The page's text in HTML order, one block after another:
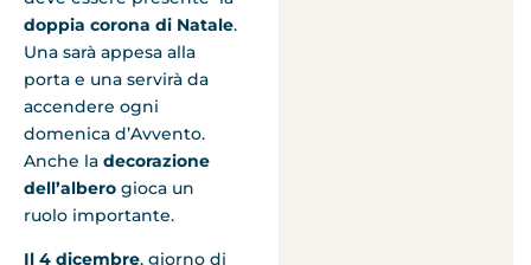
doppia corona di Natale.
Una sarà appesa alla
porta e una servirà da
accendere ogni
domenica d’Avvento.
Anche la decorazione
dell’albero gioca un
ruolo importante.
Il 4 dicembre, giorno di